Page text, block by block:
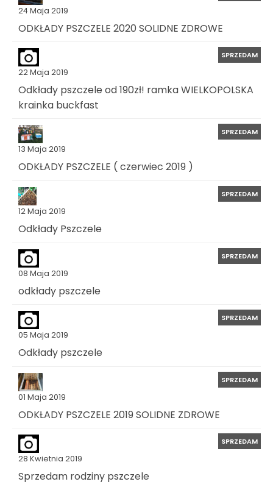
24 Maja 2019
ODKŁADY PSZCZELE 2020 SOLIDNE ZDROWE
22 Maja 2019
SPRZEDAM
Odkłady pszczele od 190zł! ramka WIELKOPOLSKA
krainka buckfast
13 Maja 2019
SPRZEDAM
ODKŁADY PSZCZELE ( czerwiec 2019 )
12 Maja 2019
SPRZEDAM
Odkłady Pszczele
08 Maja 2019
SPRZEDAM
odkłady pszczele
05 Maja 2019
SPRZEDAM
Odkłady pszczele
01 Maja 2019
SPRZEDAM
ODKŁADY PSZCZELE 2019 SOLIDNE ZDROWE
28 Kwietnia 2019
SPRZEDAM
Sprzedam rodziny pszczele